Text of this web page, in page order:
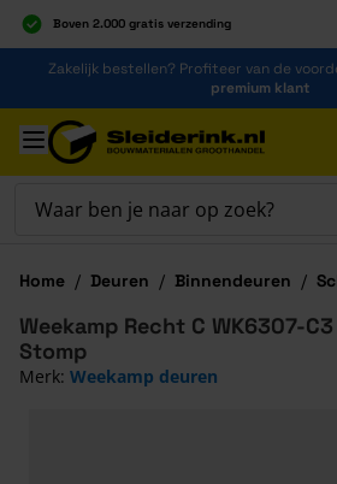
Boven 2.000 gratis verzending
Al 40 jaar dé specialist
Alles onder één dak
Ga naar de inhoud
Zakelijk bestellen? Profiteer van de
premium klant
Ga naar hoofdinhoud
Home / Deuren / Binnendeuren /
Weekamp Recht C WK6307-
Stomp
Merk: Weekamp deuren